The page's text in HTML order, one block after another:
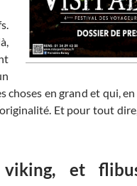
choses en grand et qui,
Et pour tout
viking, et